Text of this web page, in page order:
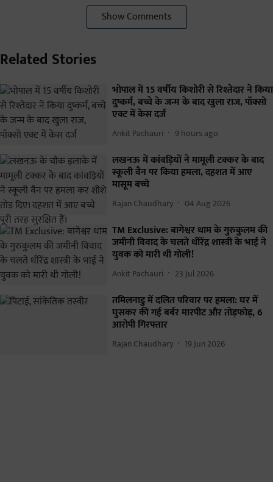
Show Comments
Related Stories
भोपाल में 15 वर्षीय किशोरी से रिश्तेदार ने किया
दुष्कर्म, बच्चे के जन्म के बाद खुला राज, पॉक्सो
एक्ट में केस दर्ज
Ankit Pachauri 9 hours ago
लखनऊ में कांवड़ियों ने मामूली टक्कर के बाद
स्कूली वैन पर किया हमला, दहशत में आए
मासूम बच्चे
Rajan Chaudhary 04 Aug 2026
TM Exclusive: बागेश्वर धाम के गुरुकुलम की
जमीनी विवाद के चलते धीरेंद्र शास्त्री के भाई ने
युवक को मारी थी गोली!
Ankit Pachauri 23 Jul 2026
तमिलनाडु में दलित परिवार पर हमला: घर में
घुसकर की गई बर्बर मारपीट और तोड़फोड़, 6
आरोपी गिरफ्तार
Rajan Chaudhary 19 Jun 2026